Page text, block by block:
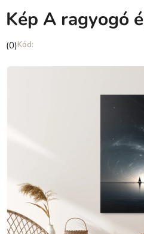
Kép A ragyogó
A
átlagos
(0)